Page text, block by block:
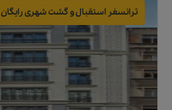
ترانسفر استقبال و گشت شهری رایگان